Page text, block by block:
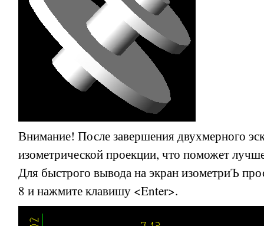
Внимание! После завершения двухмерного
изометрической проекции, что поможет
Для быстрого вывода на экран изометриЪ
8 и нажмите клавишу <Enter>.